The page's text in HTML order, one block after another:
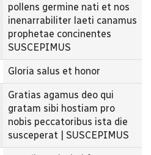
pollens germine nati et nos
inenarrabiliter laeti canamus
prophetae concinentes
SUSCEPIMUS
Gloria salus et honor
Gratias agamus deo qui
gratam sibi hostiam pro
nobis peccatoribus ista die
susceperat | SUSCEPIMUS